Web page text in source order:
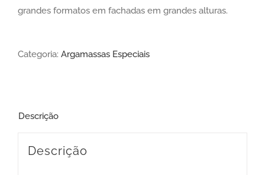
grandes formatos em fachadas em grandes alturas.
Categoria: Argamassas Especiais
Descrição
Descrição